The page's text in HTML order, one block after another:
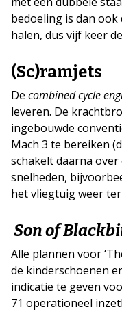
bedoeling is dan
halen, dus vijf keer
(Sc)ramjets
De combined cycle
leveren. De
ingebouwde
Mach 3 te bereiken
schakelt daarna over
snelheden,
het vliegtuig weer
Son of
Alle plannen voor
de kinderschoenen
indicatie te geven
71 operationeel